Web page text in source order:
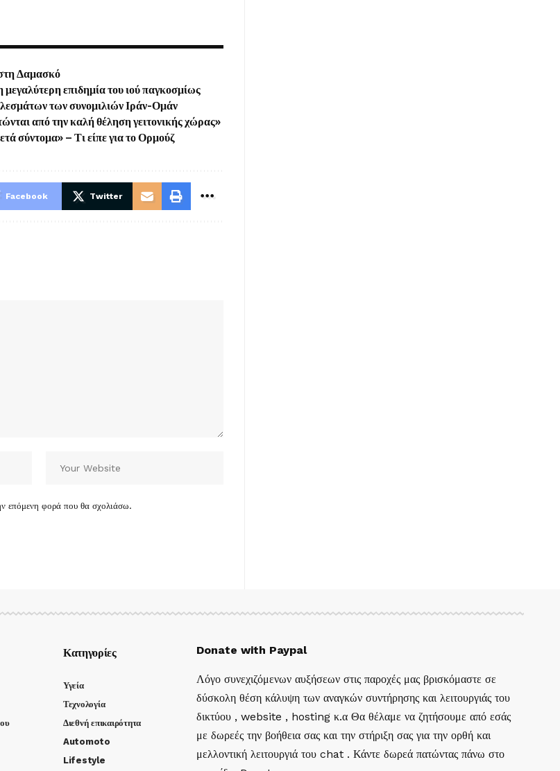
Δαμασκό
επιδημία του ιού παγκοσμίως
των συνομιλιών Ιράν-Ομάν
από την καλή θέληση γειτονικής χώρας»
σύντομα» – Τι είπε για το Ορμούζ
Facebook Twitter
επόμενη φορά που θα σχολιάσω.
Κατηγορίες
Υγεία
Τεχνολογία
Διεθνή επικαιρότητα
Automoto
Lifestyle
Donate with Paypal
Λόγο συνεχιζόμενων αυξήσεων στις παροχές μας βρισκόμαστε σε
δύσκολη θέση κάλυψη των αναγκών συντήρησης και λειτουργιάς του
δικτύου , website , hosting κ.α Θα θέλαμε να ζητήσουμε από εσάς
με δωρεές την βοήθεια σας και την στήριξη σας για την ορθή και
μελλοντική λειτουργιά του chat . Κάντε δωρεά πατώντας πάνω στο